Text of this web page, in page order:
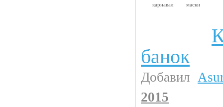
карнавал маски
банок
Добавил
2015